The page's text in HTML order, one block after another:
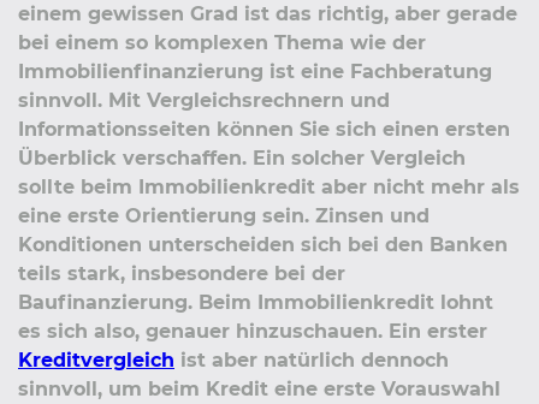
einem gewissen Grad ist das richtig, aber gerade
bei einem so komplexen Thema wie der
Immobilienfinanzierung ist eine Fachberatung
sinnvoll. Mit Vergleichsrechnern und
Informationsseiten können Sie sich einen ersten
Überblick verschaffen. Ein solcher Vergleich
sollte beim Immobilienkredit aber nicht mehr als
eine erste Orientierung sein. Zinsen und
Konditionen unterscheiden sich bei den Banken
teils stark, insbesondere bei der
Baufinanzierung. Beim Immobilienkredit lohnt
es sich also, genauer hinzuschauen. Ein erster
Kreditvergleich ist aber natürlich dennoch
sinnvoll, um beim Kredit eine erste Vorauswahl